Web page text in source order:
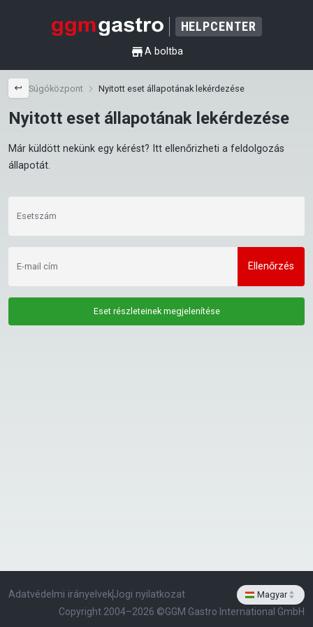
HELPCENTER
shopA boltba
back Súgóközpont Nyitott eset állapotának lekérdezése
Nyitott eset állapotának lekérdezése
Már küldött nekünk egy kérést? Itt ellenőrizheti a feldolgozás
állapotát.
Esetszám
E-mail cím Ellenőrzés
Eset részleteinek megjelenítése
Adatvédelmi irányelvekJogi nyilatkozat Magyar select-arrows
Copyright 2004–2026 ©GGM Gastro International GmbH